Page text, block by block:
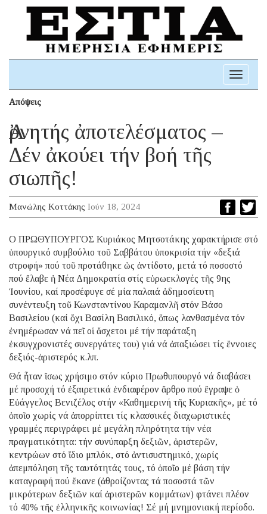
Toggle
Απόψεις
Ἀρνητής ἀποτελέσματος –
Δέν ἀκούει τήν βοή τῆς
σιωπῆς!
Μανώλης Κοττάκης Ιούν 18, 2024
Ο ΠΡΩΘΥΠΟΥΡΓΟΣ Κυριάκος Μητσοτάκης χαρακτήρισε στό
ὑπουργικό συμβούλιο τοῦ Σαββάτου ὑποκρισία τήν «δεξιά
στροφή» πού τοῦ προτάθηκε ὡς ἀντίδοτο, μετά τό ποσοστό
πού ἔλαβε ἡ Νέα Δημοκρατία στίς εὐρωεκλογές τῆς 9ης
Ἰουνίου, καί προσέφυγε σέ μία παλαιά ἀδημοσίευτη
συνέντευξη τοῦ Κωνσταντίνου Καραμανλῆ στόν Βάσο
Βασιλείου (καί ὄχι Βασίλη Βασιλικό, ὅπως λανθασμένα τόν
ἐνημέρωσαν νά πεῖ οἱ ἄσχετοι μέ τήν παράταξη
ἐκσυγχρονιστές συνεργάτες του) γιά νά ἀπαξιώσει τίς ἔννοιες
δεξιός-ἀριστερός κ.λπ.
Θά ἦταν ἴσως χρήσιμο στόν κύριο Πρωθυπουργό νά διαβάσει
μέ προσοχή τό ἐξαιρετικά ἐνδιαφέρον ἄρθρο πού ἔγραψε ὁ
Εὐάγγελος Βενιζέλος στήν «Καθημερινή τῆς Κυριακῆς», μέ τό
ὁποῖο χωρίς νά ἀπορρίπτει τίς κλασσικές διαχωριστικές
γραμμές περιγράφει μέ μεγάλη πληρότητα τήν νέα
πραγματικότητα: τήν συνύπαρξη δεξιῶν, ἀριστερῶν,
κεντρώων στό ἴδιο μπλόκ, στό ἀντισυστημικό, χωρίς
ἀπεμπόληση τῆς ταυτότητάς τους, τό ὁποῖο μέ βάση τήν
καταγραφή πού ἔκανε (ἀθροίζοντας τά ποσοστά τῶν
μικρότερων δεξιῶν καί ἀριστερῶν κομμάτων) φτάνει πλέον
τό 40% τῆς ἑλληνικῆς κοινωνίας! Σέ μή μνημονιακή περίοδο.